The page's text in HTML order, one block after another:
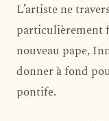
L’artiste ne
particulièrement
nouveau pape,
donner à fond
pontife.